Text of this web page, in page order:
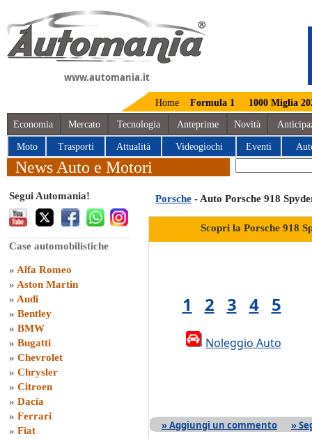
www.automania.it
Home Formula 1 1000 Miglia
Economia Mercato Tecnologia Anteprime Novità
Moto Trasporti Attualità Videogiochi Eventi
News Auto e Motori
Segui Automania!
Case automobilistiche
» Alfa Romeo
» Aston Martin
» Audi
» Bentley
» BMW
» Bugatti
» Chevrolet
» Chrysler
» Citroen
» Dacia
» Ferrari
» Fiat
Porsche - Auto Porsche 918
Scopri la Porsche 918
1 2 3 4 5
Noleggio Auto
» Aggiungi un commento »